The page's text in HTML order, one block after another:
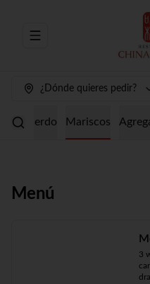
Abrir menu de navegación
¿Dónde quieres pedir?
Cerdo Mariscos
Menú
3